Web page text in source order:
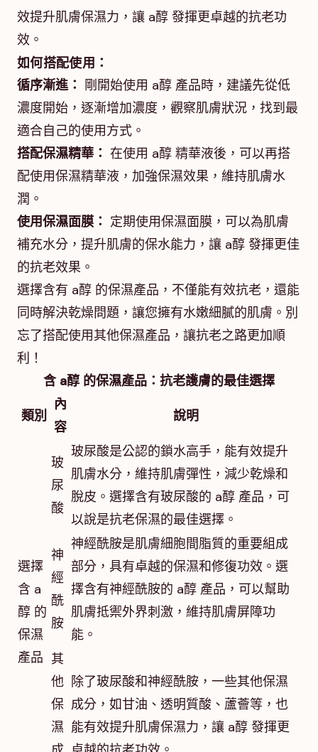
效提升肌膚保濕力，讓 a醇 發揮更卓越的抗老功
效。
如何搭配使用：
循序漸進： 剛開始使用 a醇 產品時，建議先從低
濃度開始，逐漸增加濃度，觀察肌膚狀況，找到最
適合自己的使用方式。
搭配保濕精華： 在使用 a醇 精華液後，可以再搭
配使用保濕精華液，加強保濕效果，維持肌膚水
潤。
使用保濕面膜： 定期使用保濕面膜，可以為肌膚
補充水分，提升肌膚的保水能力，讓 a醇 發揮更佳
的抗老效果。
選擇含有 a醇 的保濕產品，不僅能有效抗老，還能
同時解決乾燥問題，讓您擁有水嫩細膩的肌膚。別
忘了搭配使用其他保濕產品，讓抗老之路更加順
利！
含 a醇 的保濕產品：抗老護膚的最佳選擇
類別
內
容
說明
選擇
含 a
醇 的
保濕
產品
玻
尿
酸
玻尿酸是公認的鎖水高手，能有效提升
肌膚水分，維持肌膚彈性，減少乾燥和
脫皮。選擇含有玻尿酸的 a醇 產品，可
以說是抗老保濕的最佳選擇。
神
經
酰
胺
神經酰胺是肌膚細胞間脂質的重要組成
部分，具有卓越的保濕和修復功效。選
擇含有神經酰胺的 a醇 產品，可以幫助
肌膚抵禦外界刺激，維持肌膚屏障功
能。
其
他
保
濕
除了玻尿酸和神經酰胺，一些其他保濕
成分，如甘油、透明質酸、蘆薈等，也
能有效提升肌膚保濕力，讓 a醇 發揮更